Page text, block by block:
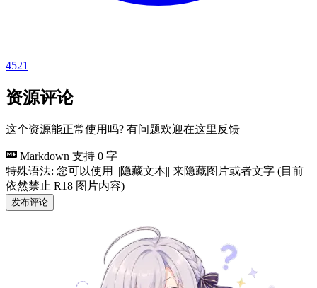
4521
资源评论
这个资源能正常使用吗? 有问题欢迎在这里反馈
Markdown 支持 0 字
特殊语法: 您可以使用 ||隐藏文本|| 来隐藏图片或者文字 (目前
依然禁止 R18 图片内容)
发布评论